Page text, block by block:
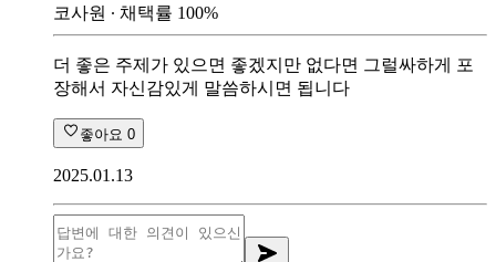
코사원 ∙ 채택률 100%
더 좋은 주제가 있으면 좋겠지만 없다면 그럴싸하게 포
장해서 자신감있게 말씀하시면 됩니다
좋아요 0
2025.01.13